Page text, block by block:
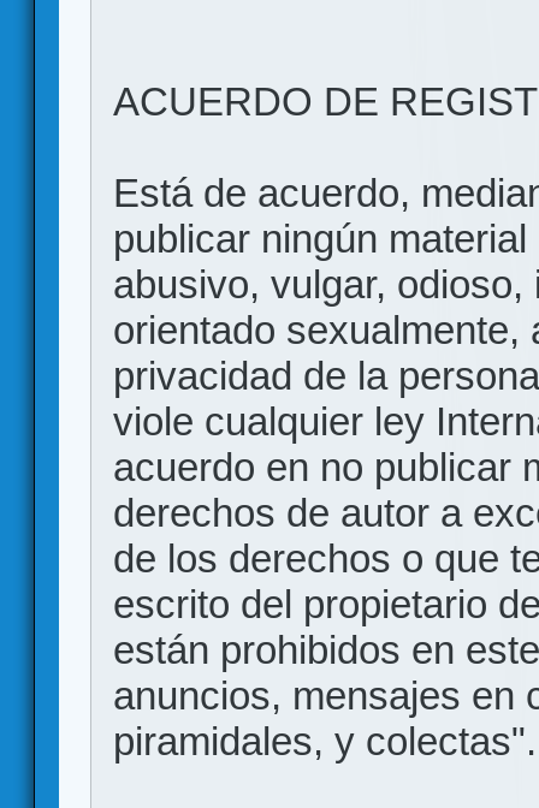
ACUERDO DE
Está de acuerdo,
publicar ningún
abusivo, vulgar,
orientado sexualmente,
privacidad de la
viole cualquier ley
acuerdo en no publicar
derechos de autor a
de los derechos o que
escrito del propietario
están prohibidos en
anuncios, mensajes en
piramidales, y colectas".